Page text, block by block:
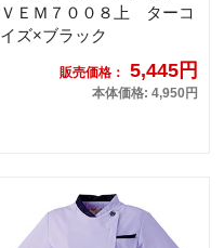
ＶＥＭ７００８上 ターコ
イズ×ブラック
販売価格： 5,445円
本体価格: 4,950円